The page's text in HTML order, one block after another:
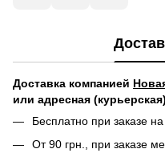
Доставка компанией
или адресная
Бесплатно при заказе
От 90 грн., при заказе